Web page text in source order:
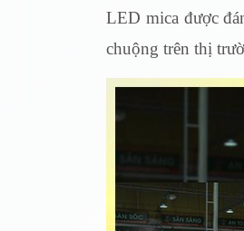
LED mica được
chuộng trên thị